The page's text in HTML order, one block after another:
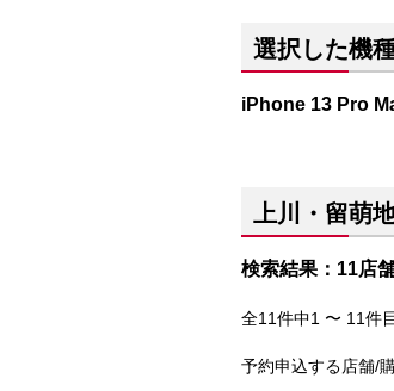
選択した機
iPhone 13 Pro
上川・留萌
検索結果：11店
全11件中1 〜 11件
予約申込する店舗/